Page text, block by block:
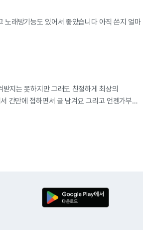
노래방기능도 있어서 좋았습니다 아직 쓴지 얼마
지는 못하지만 그래도 친절하게 최상의
간만에 접하면서 글 남겨요 그리고 언젠가부터